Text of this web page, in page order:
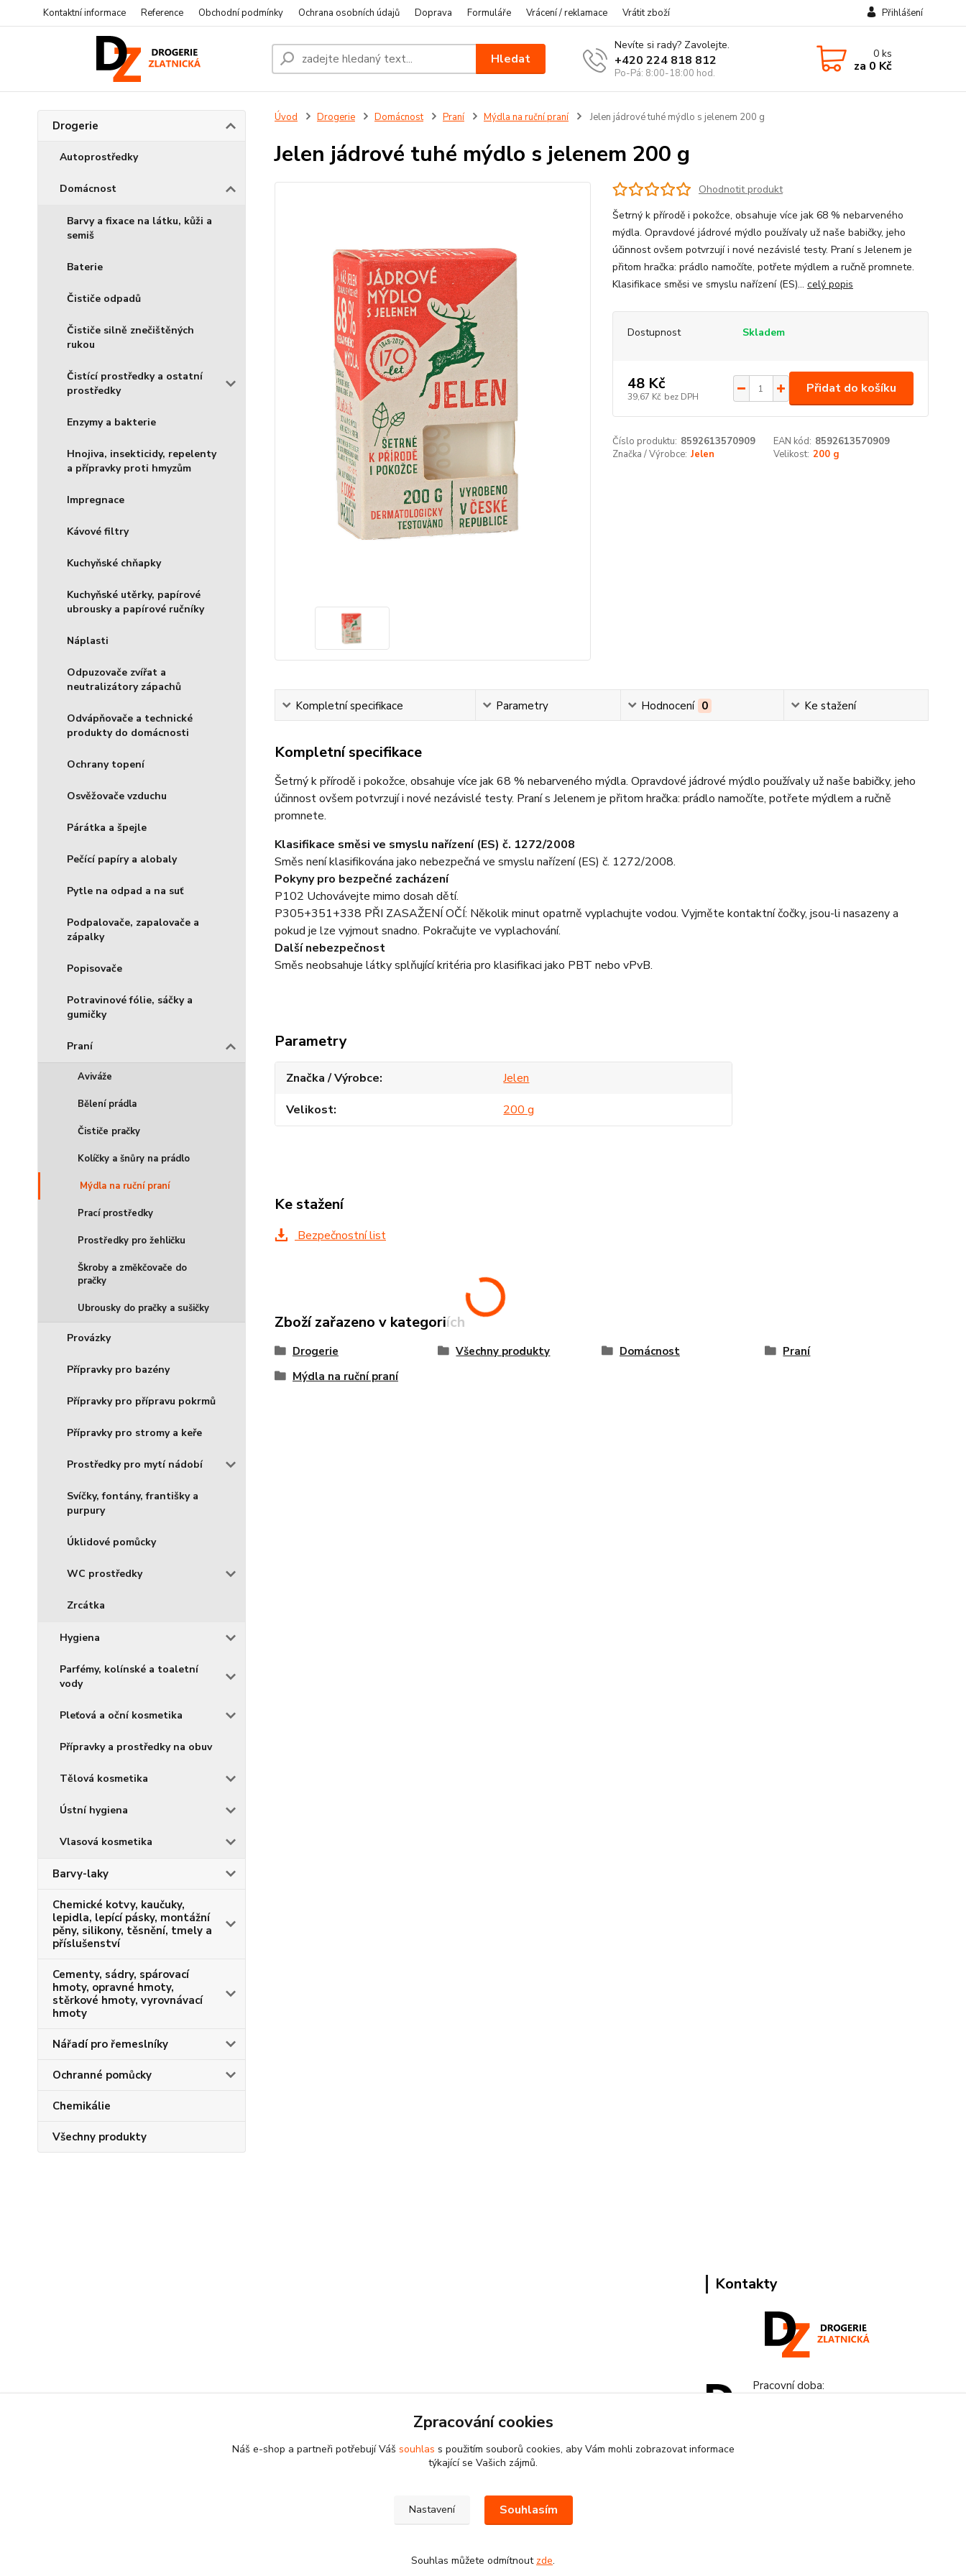
Kontaktní informace Reference Obchodní podmínky Ochrana osobních údajů Doprava Formuláře Vrácení / reklamace Vrátit zboží Přihlášení
Hledat
Nevíte si rady? Zavolejte.
+420 224 818 812
Po-Pá: 8:00-18:00 hod.
0ks
za 0 Kč
Drogerie
Autoprostředky
Domácnost
Barvy a fixace na látku, kůži a
semiš
Baterie
Čističe odpadů
Čističe silně znečištěných
rukou
Čistící prostředky a ostatní
prostředky
Enzymy a bakterie
Hnojiva, insekticidy, repelenty
a přípravky proti hmyzům
Impregnace
Kávové filtry
Kuchyňské chňapky
Kuchyňské utěrky, papírové
ubrousky a papírové ručníky
Náplasti
Odpuzovače zvířat a
neutralizátory zápachů
Odvápňovače a technické
produkty do domácnosti
Ochrany topení
Osvěžovače vzduchu
Párátka a špejle
Pečící papíry a alobaly
Pytle na odpad a na suť
Podpalovače, zapalovače a
zápalky
Popisovače
Potravinové fólie, sáčky a
gumičky
Praní
Aviváže
Bělení prádla
Čističe pračky
Kolíčky a šnůry na prádlo
Mýdla na ruční praní
Prací prostředky
Prostředky pro žehličku
Škroby a změkčovače do
pračky
Ubrousky do pračky a sušičky
Provázky
Přípravky pro bazény
Přípravky pro přípravu pokrmů
Přípravky pro stromy a keře
Prostředky pro mytí nádobí
Svíčky, fontány, františky a
purpury
Úklidové pomůcky
WC prostředky
Zrcátka
Hygiena
Parfémy, kolínské a toaletní
vody
Pleťová a oční kosmetika
Přípravky a prostředky na obuv
Tělová kosmetika
Ústní hygiena
Vlasová kosmetika
Barvy-laky
Chemické kotvy, kaučuky,
lepidla, lepící pásky, montážní
pěny, silikony, těsnění, tmely a
příslušenství
Cementy, sádry, spárovací
hmoty, opravné hmoty,
stěrkové hmoty, vyrovnávací
hmoty
Nářadí pro řemeslníky
Ochranné pomůcky
Chemikálie
Všechny produkty
Úvod Drogerie Domácnost Praní Mýdla na ruční praní Jelen jádrové tuhé mýdlo s jelenem 200 g
Jelen jádrové tuhé mýdlo s jelenem 200 g
Ohodnotit produkt
Šetrný k přírodě i pokožce, obsahuje více jak 68 % nebarveného
mýdla. Opravdové jádrové mýdlo používaly už naše babičky, jeho
účinnost ovšem potvrzují i nové nezávislé testy. Praní s Jelenem je
přitom hračka: prádlo namočíte, potřete mýdlem a ručně promnete.
Klasifikace směsi ve smyslu nařízení (ES)... celý popis
Dostupnost Skladem
48 Kč
39,67 Kč bez DPH
Přidat do košíku
Číslo produktu: 8592613570909 EAN kód: 8592613570909
Značka / Výrobce: Jelen Velikost: 200 g
Kompletní specifikace Parametry Hodnocení 0 Ke stažení
Kompletní specifikace
Šetrný k přírodě i pokožce, obsahuje více jak 68 % nebarveného mýdla. Opravdové jádrové mýdlo používaly už naše babičky, jeho
účinnost ovšem potvrzují i nové nezávislé testy. Praní s Jelenem je přitom hračka: prádlo namočíte, potřete mýdlem a ručně
promnete.
Klasifikace směsi ve smyslu nařízení (ES) č. 1272/2008
Směs není klasifikována jako nebezpečná ve smyslu nařízení (ES) č. 1272/2008.
Pokyny pro bezpečné zacházení
P102 Uchovávejte mimo dosah dětí.
P305+351+338 PŘI ZASAŽENÍ OČÍ: Několik minut opatrně vyplachujte vodou. Vyjměte kontaktní čočky, jsou-li nasazeny a
pokud je lze vyjmout snadno. Pokračujte ve vyplachování.
Další nebezpečnost
Směs neobsahuje látky splňující kritéria pro klasifikaci jako PBT nebo vPvB.
Parametry
Značka / Výrobce
Jelen
Velikost
200 g
Ke stažení
Bezpečnostní list
Zboží zařazeno v kategoriích
Drogerie Všechny produkty Domácnost
Praní
Mýdla na ruční praní
Kontakty
Pracovní doba:
info@drogeriezlatnicka.cz
Zpracování cookies
Náš e-shop a partneři potřebují Váš souhlas s použitím souborů cookies, aby Vám mohli zobrazovat informace
týkající se Vašich zájmů.
Nastavení Souhlasím
Souhlas můžete odmítnout zde.